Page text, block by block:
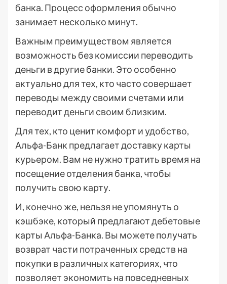
банка. Процесс оформления обычно
занимает несколько минут.
Важным преимуществом является
возможность без комиссии переводить
деньги в другие банки. Это особенно
актуально для тех, кто часто совершает
переводы между своими счетами или
переводит деньги своим близким.
Для тех, кто ценит комфорт и удобство,
Альфа-Банк предлагает доставку карты
курьером. Вам не нужно тратить время на
посещение отделения банка, чтобы
получить свою карту.
И, конечно же, нельзя не упомянуть о
кэшбэке, который предлагают дебетовые
карты Альфа-Банка. Вы можете получать
возврат части потраченных средств на
покупки в различных категориях, что
позволяет экономить на повседневных